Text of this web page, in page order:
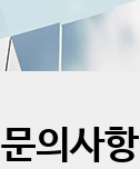
문의사항